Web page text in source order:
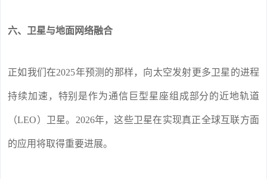
六、卫星与地面网络融合
正如我们在2025年预测的那样，向太空发射更多卫星的进程
持续加速，特别是作为通信巨型星座组成部分的近地轨道
（LEO）卫星。2026年，这些卫星在实现真正全球互联方面
的应用将取得重要进展。